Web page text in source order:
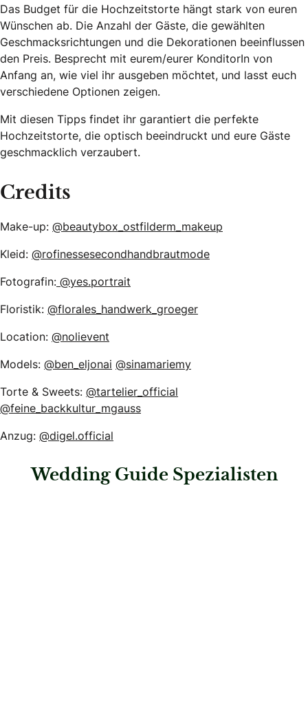
Das Budget für die Hochzeitstorte hängt stark von euren
Wünschen ab. Die Anzahl der Gäste, die gewählten
Geschmacksrichtungen und die Dekorationen beeinflussen
den Preis. Besprecht mit eurem/eurer KonditorIn von
Anfang an, wie viel ihr ausgeben möchtet, und lasst euch
verschiedene Optionen zeigen.
Mit diesen Tipps findet ihr garantiert die perfekte
Hochzeitstorte, die optisch beeindruckt und eure Gäste
geschmacklich verzaubert.
Credits
Make-up: @beautybox_ostfilderm_makeup
Kleid: @rofinessesecondhandbrautmode
Fotografin: @yes.portrait
Floristik: @florales_handwerk_groeger
Location: @nolievent
Models: @ben_eljonai @sinamariemy
Torte & Sweets: @tartelier_official
@feine_backkultur_mgauss
Anzug: @digel.official
Wedding Guide Spezialisten